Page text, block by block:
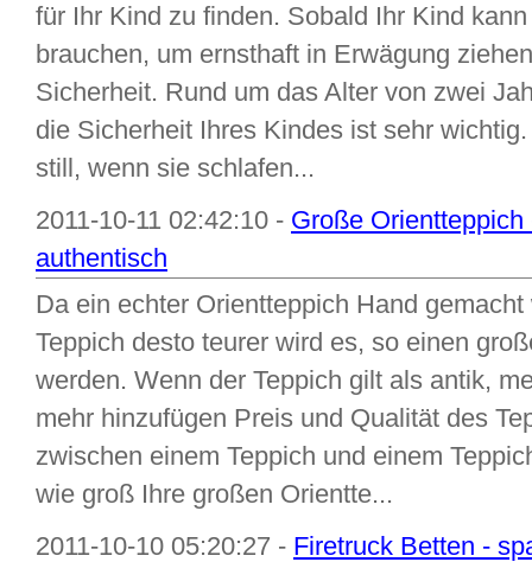
für Ihr Kind zu finden. Sobald Ihr Kind
brauchen, um ernsthaft in Erwägung
Sicherheit. Rund um das Alter von zwei
die Sicherheit Ihres Kindes ist sehr
still, wenn sie schlafen...
2011-10-11 02:42:10 - Große
authentisch
Da ein echter Orientteppich Hand
Teppich desto teurer wird es, so einen
werden. Wenn der Teppich gilt als antik,
mehr hinzufügen Preis und Qualität des
zwischen einem Teppich und einem
wie groß Ihre großen Orientte...
2011-10-10 05:20:27 - Firetruck Betten -